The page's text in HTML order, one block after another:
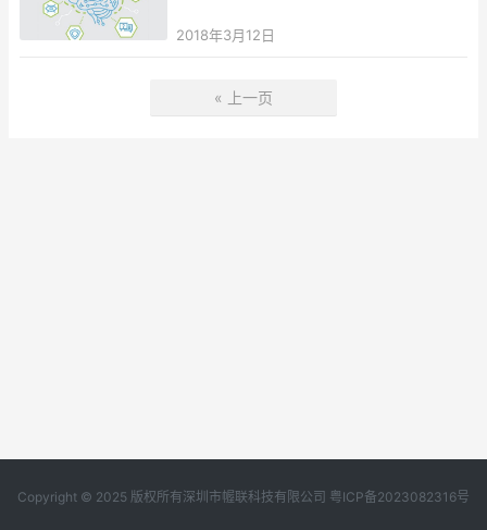
2018年3月12日
« 上一页
Copyright © 2025 版权所有深圳市幄联科技有限公司 粤ICP备2023082316号